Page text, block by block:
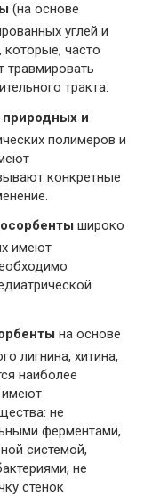
(на основе
углей и
которые, часто
травмировать
тракта.
и
полимеров и
конкретные
широко
имеют
на основе
лигнина, хитина,
наиболее
имеют
не
ферментами,
системой,
не
стенок